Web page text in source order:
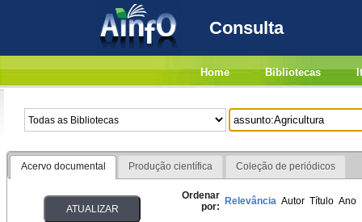
Consulta
Home Bibliotecas
Acervo documental Produção científica Coleção de periódicos
Ordenar
por: Relevância Autor Título Ano